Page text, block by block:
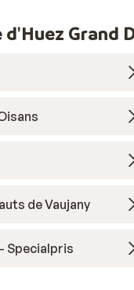
Grand
de Vaujany
Specialpris